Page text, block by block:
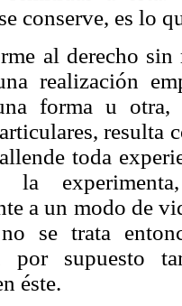
conserve, es lo
al derecho
realización
forma u
resulta
toda
la
a un modo de
se trata
por supuesto
éste.